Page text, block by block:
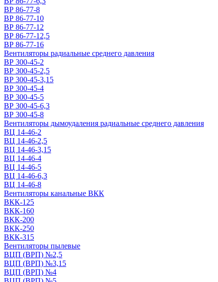
ВР 86-77-8
ВР 86-77-10
ВР 86-77-12
ВР 86-77-12,5
ВР 86-77-16
Вентиляторы радиальные среднего давления
ВР 300-45-2
ВР 300-45-2,5
ВР 300-45-3,15
ВР 300-45-4
ВР 300-45-5
ВР 300-45-6,3
ВР 300-45-8
Вентиляторы дымоудаления радиальные среднего давления
ВЦ 14-46-2
ВЦ 14-46-2,5
ВЦ 14-46-3,15
ВЦ 14-46-4
ВЦ 14-46-5
ВЦ 14-46-6,3
ВЦ 14-46-8
Вентиляторы канальные ВКК
ВКК-125
ВКК-160
ВКК-200
ВКК-250
ВКК-315
Вентиляторы пылевые
ВЦП (ВРП) №2,5
ВЦП (ВРП) №3,15
ВЦП (ВРП) №4